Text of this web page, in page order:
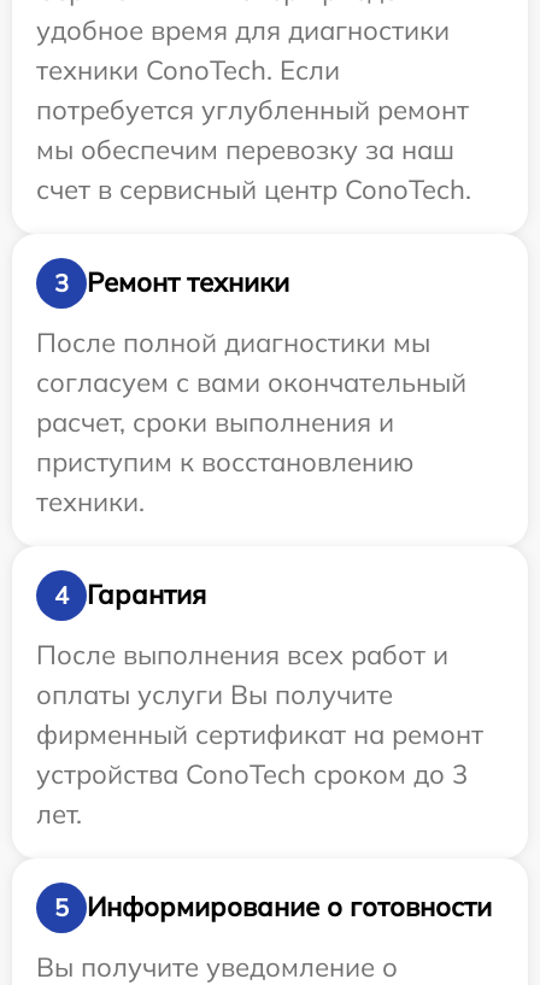
удобное время для диагностики
техники ConoTech. Если
потребуется углубленный ремонт
мы обеспечим перевозку за наш
счет в сервисный центр ConoTech.
3
Ремонт техники
После полной диагностики мы
согласуем с вами окончательный
расчет, сроки выполнения и
приступим к восстановлению
техники.
4
Гарантия
После выполнения всех работ и
оплаты услуги Вы получите
фирменный сертификат на ремонт
устройства ConoTech сроком до 3
лет.
5
Информирование о готовности
Вы получите уведомление о